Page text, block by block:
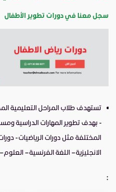
سجل معنا في دورات تطوير الأطفال
تستهدف طلاب المراحل التعليمية
- بهدف تطوير المهارات الدراسية
المختلفة مثل دورات الرياضيات -
الانجليزية – اللغة الفرنسية – العلوم –
: